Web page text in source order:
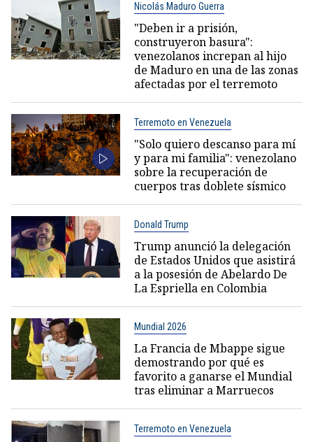
Nicolás Maduro Guerra
"Deben ir a prisión,
construyeron basura":
venezolanos increpan al hijo
de Maduro en una de las zonas
afectadas por el terremoto
Terremoto en Venezuela
"Solo quiero descanso para mí
y para mi familia": venezolano
sobre la recuperación de
cuerpos tras doblete sísmico
Donald Trump
Trump anunció la delegación
de Estados Unidos que asistirá
a la posesión de Abelardo De
La Espriella en Colombia
Mundial 2026
La Francia de Mbappe sigue
demostrando por qué es
favorito a ganarse el Mundial
tras eliminar a Marruecos
Terremoto en Venezuela